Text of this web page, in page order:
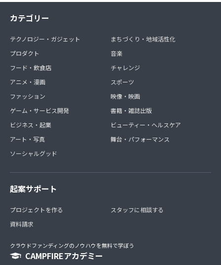
カテゴリー
テクノロジー・ガジェット
プロダクト
フード・飲食店
アニメ・漫画
ファッション
ゲーム・サービス開発
ビジネス・起業
アート・写真
ソーシャルグッド
まちづくり・地域活性化
音楽
チャレンジ
スポーツ
映像・映画
書籍・雑誌出版
ビューティー・ヘルスケア
舞台・パフォーマンス
起案サポート
プロジェクトを作る
資料請求
スタッフに相談する
クラウドファンディングのノウハウを無料で学ぼう
CAMPFIREアカデミー